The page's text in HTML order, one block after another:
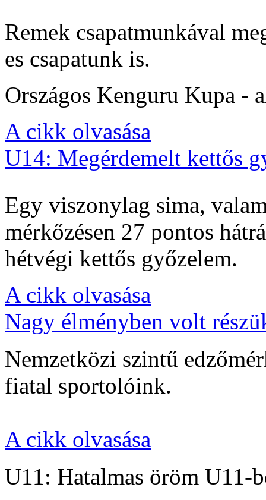
Remek csapatmunkával
es csapatunk is.
Országos Kenguru Kupa -
A cikk olvasása
U14: Megérdemelt kettős
Egy viszonylag sima,
mérkőzésen 27 pontos
hétvégi kettős győzelem.
A cikk olvasása
Nagy élményben volt
Nemzetközi szintű
fiatal sportolóink.
A cikk olvasása
U11: Hatalmas öröm U11-